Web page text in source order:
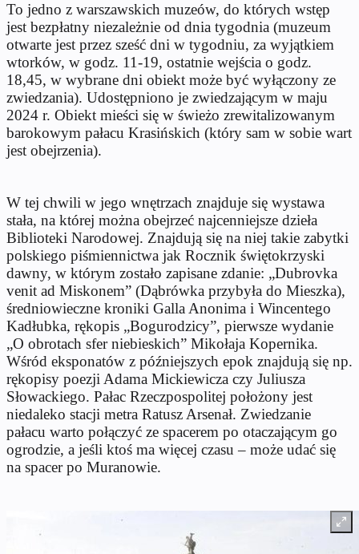
To jedno z warszawskich muzeów, do których wstęp
jest bezpłatny niezależnie od dnia tygodnia (muzeum
otwarte jest przez sześć dni w tygodniu, za wyjątkiem
wtorków, w godz. 11-19, ostatnie wejścia o godz.
18,45, w wybrane dni obiekt może być wyłączony ze
zwiedzania). Udostępniono je zwiedzającym w maju
2024 r. Obiekt mieści się w świeżo zrewitalizowanym
barokowym pałacu Krasińskich (który sam w sobie wart
jest obejrzenia).
W tej chwili w jego wnętrzach znajduje się wystawa
stała, na której można obejrzeć najcenniejsze dzieła
Biblioteki Narodowej. Znajdują się na niej takie zabytki
polskiego piśmiennictwa jak Rocznik świętokrzyski
dawny, w którym zostało zapisane zdanie: „Dubrovka
venit ad Miskonem” (Dąbrówka przybyła do Mieszka),
średniowieczne kroniki Galla Anonima i Wincentego
Kadłubka, rękopis „Bogurodzicy”, pierwsze wydanie
„O obrotach sfer niebieskich” Mikołaja Kopernika.
Wśród eksponatów z późniejszych epok znajdują się np.
rękopisy poezji Adama Mickiewicza czy Juliusza
Słowackiego. Pałac Rzeczpospolitej położony jest
niedaleko stacji metra Ratusz Arsenał. Zwiedzanie
pałacu warto połączyć ze spacerem po otaczającym go
ogrodzie, a jeśli ktoś ma więcej czasu – może udać się
na spacer po Muranowie.